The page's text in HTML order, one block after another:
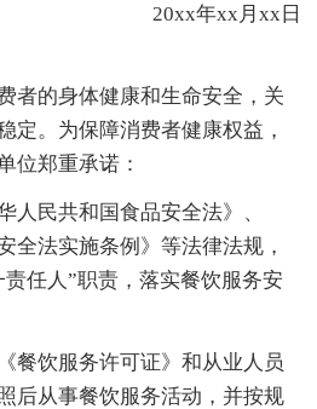
20xx年xx月xx日
者的身体健康和生命安全，关
定。为保障消费者健康权益，
位郑重承诺：
人民共和国食品安全法》、
全法实施条例》等法律法规，
任人”职责，落实餐饮服务安
餐饮服务许可证》和从业人员
后从事餐饮服务活动，并按规